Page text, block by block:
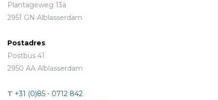
Plantageweg 13a
2951 GN Alblasserdam
Postadres
Postbus 41
2950 AA Alblasserdam
T +31 (0)85 - 0712 842